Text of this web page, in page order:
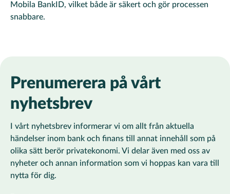
Mobila BankID, vilket både är säkert och gör processen
snabbare.
Prenumerera på vårt
nyhetsbrev
I vårt nyhetsbrev informerar vi om allt från aktuella
händelser inom bank och finans till annat innehåll som på
olika sätt berör privatekonomi. Vi delar även med oss av
nyheter och annan information som vi hoppas kan vara till
nytta för dig.